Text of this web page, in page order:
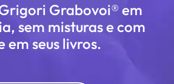
Grabovoi® em
sem misturas e com
em seus livros.